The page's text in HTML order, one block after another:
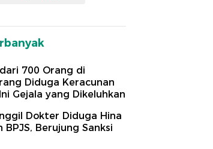
700 Orang di
Diduga Keracunan
Gejala yang Dikeluhkan
Dokter Diduga Hina
BPJS, Berujung Sanksi